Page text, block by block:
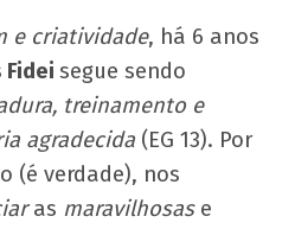
e criatividade, há 6 anos
Fidei segue sendo
treinamento e
agradecida (EG 13). Por
(é verdade), nos
as maravilhosas e